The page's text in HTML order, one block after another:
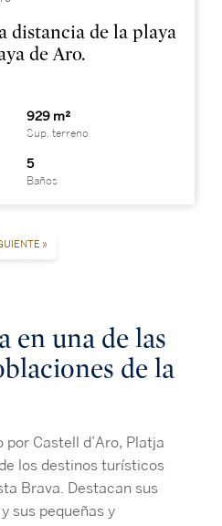
distancia de la playa
de Aro.
929 m²
Sup. terreno
5
Baños
»
en una de las
de la
Castell d’Aro, Platja
de los destinos turísticos
Brava. Destacan sus
sus pequeñas y